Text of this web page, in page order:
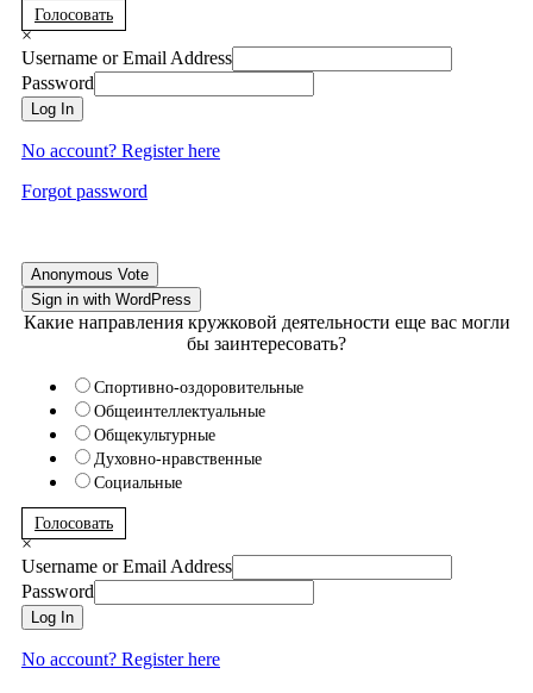
Голосовать
×
Username or Email Address
Password
Log In
No account? Register here
Forgot password
Anonymous Vote
Sign in with WordPress
Какие направления кружковой деятельности еще вас могли
бы заинтересовать?
Спортивно-оздоровительные
Общеинтеллектуальные
Общекультурные
Духовно-нравственные
Социальные
Голосовать
×
Username or Email Address
Password
Log In
No account? Register here